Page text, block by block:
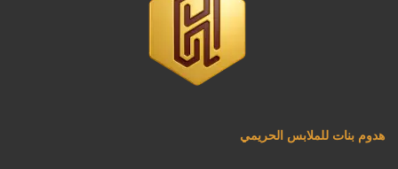
هدوم بنات للملابس الحريمي